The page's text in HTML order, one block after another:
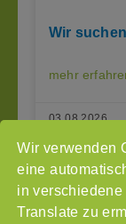
Wir
mehr
03.08.2026
«
Wir verwenden
eine
in
Translate zu